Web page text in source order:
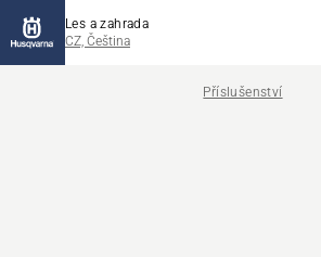
Les a zahrada
CZ, Čeština
Příslušenství